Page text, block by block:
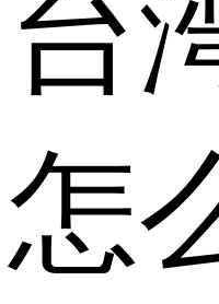
台
怎